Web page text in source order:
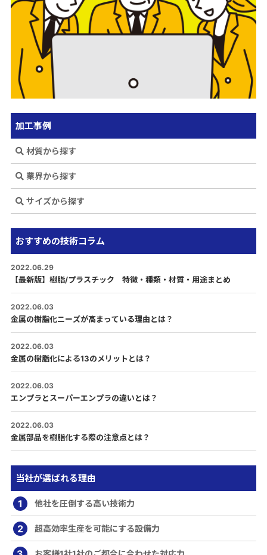
加工事例
材質から探す
業界から探す
サイズから探す
おすすめの技術コラム
2022.06.29
【最新版】樹脂/プラスチック 特徴・種類・材質・用途まとめ
2022.06.03
金属の樹脂化ニーズが高まっている理由とは？
2022.06.03
金属の樹脂化による13のメリットとは？
2022.06.03
エンプラとスーパーエンプラの違いとは？
2022.06.03
金属部品を樹脂化する際の注意点とは？
当社が選ばれる理由
1 他社を圧倒する高い技術力
2 超高効率生産を可能にする設備力